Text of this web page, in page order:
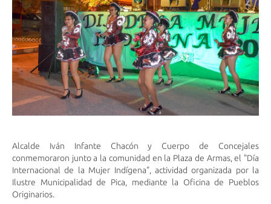
Alcalde Iván Infante Chacón y Cuerpo de Concejales
conmemoraron junto a la comunidad en la Plaza de Armas, el "Día
Internacional de la Mujer Indígena", actividad organizada por la
Ilustre Municipalidad de Pica, mediante la Oficina de Pueblos
Originarios.